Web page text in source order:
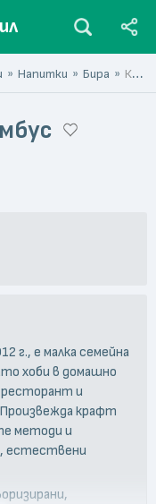
Напитки Бира Крафт бира Ромбус
г., е малка семейна
хоби в домашно
ресторант и
крафт
методи и
естествени